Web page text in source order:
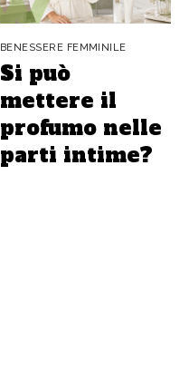
BENESSERE FEMMINILE
Si può
mettere il
profumo nelle
parti intime?